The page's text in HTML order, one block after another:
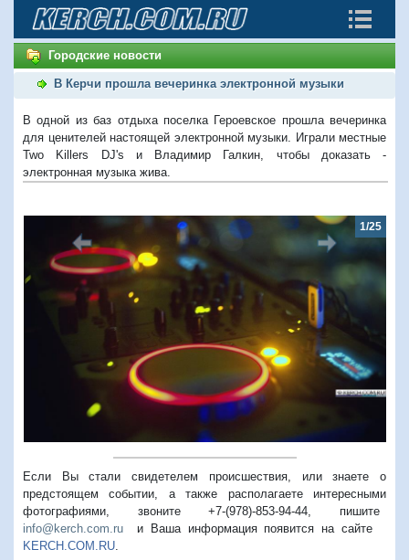
Городские новости
В Керчи прошла вечеринка электронной музыки
В одной из баз отдыха поселка Героевское прошла вечеринка
для ценителей настоящей электронной музыки. Играли местные
Two Killers DJ's и Владимир Галкин, чтобы доказать -
электронная музыка жива.
1/25
Если Вы стали свидетелем происшествия, или знаете о
предстоящем событии, а также располагаете интересными
фотографиями, звоните +7-(978)-853-94-44, пишите
info@kerch.com.ru и Ваша информация появится на сайте
KERCH.COM.RU.